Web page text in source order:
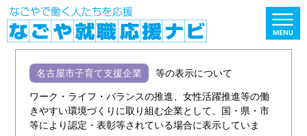
名古屋市子育て支援企業 等の表示について
ワーク・ライフ・バランスの推進、女性活躍推進等の働
きやすい環境づくりに取り組む企業として、国・県・市
等により認定・表彰等されている場合に表示していま